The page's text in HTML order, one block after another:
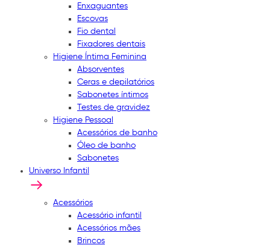
Enxaguantes
Escovas
Fio dental
Fixadores dentais
Higiene Íntima Feminina
Absorventes
Ceras e depilatórios
Sabonetes íntimos
Testes de gravidez
Higiene Pessoal
Acessórios de banho
Óleo de banho
Sabonetes
Universo Infantil
Acessórios
Acessório infantil
Acessórios mães
Brincos